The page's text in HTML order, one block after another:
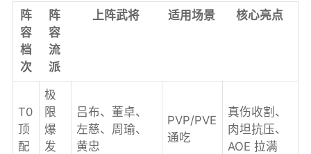
阵
容
档
次
阵
容
流
派
上阵武将 适用场景 核心亮点
T0
顶
配
极
限
爆
发
吕布、董卓、
左慈、周瑜、
黄忠
PVP/PVE
通吃
真伤收割、
肉坦抗压、
AOE 拉满